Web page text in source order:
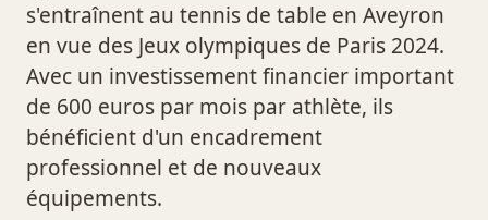
s'entraînent au tennis de table en Aveyron
en vue des Jeux olympiques de Paris 2024.
Avec un investissement financier important
de 600 euros par mois par athlète, ils
bénéficient d'un encadrement
professionnel et de nouveaux
équipements.